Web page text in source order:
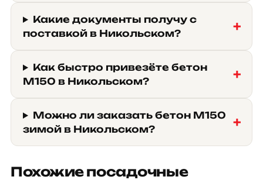
Какие документы получу с
поставкой в Никольском?
Как быстро привезёте бетон
М150 в Никольском?
Можно ли заказать бетон М150
зимой в Никольском?
Похожие посадочные